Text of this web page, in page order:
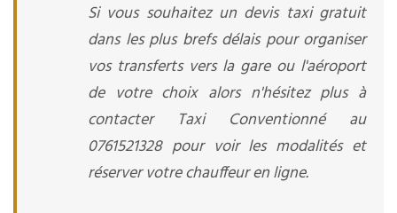
Si vous souhaitez un devis taxi gratuit
dans les plus brefs délais pour organiser
vos transferts vers la gare ou l'aéroport
de votre choix alors n'hésitez plus à
contacter Taxi Conventionné au
0761521328 pour voir les modalités et
réserver votre chauffeur en ligne.